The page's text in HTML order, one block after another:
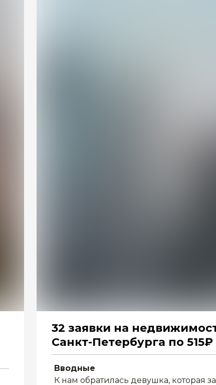
32 заявки на
Санкт-Петербурга по 515₽
Вводные
К нам обратилась девушка, которая